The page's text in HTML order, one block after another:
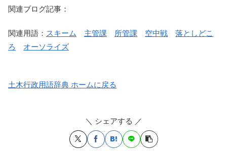
関連ブログ記事：
関連用語： スキーム 主管課 所管課 空中戦
落としどこ
ろ
オーソライズ
土木行政用語辞典 ホームに戻る
＼ シェアする ／